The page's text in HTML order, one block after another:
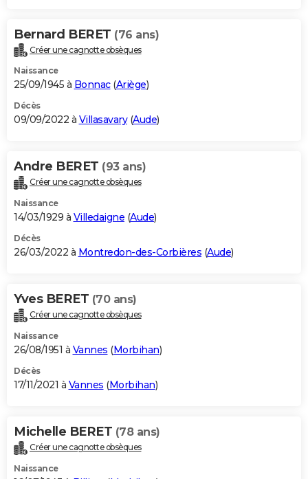
Bernard BERET (76 ans)
Créer une cagnotte obsèques
Naissance
25/09/1945 à Bonnac(Ariège)
Décès
09/09/2022 à Villasavary(Aude)
Andre BERET (93 ans)
Créer une cagnotte obsèques
Naissance
14/03/1929 à Villedaigne (Aude)
Décès
26/03/2022 à Montredon-des-Corbières (Aude)
Yves BERET (70 ans)
Créer une cagnotte obsèques
Naissance
26/08/1951 à Vannes (Morbihan)
Décès
17/11/2021 à Vannes (Morbihan)
Michelle BERET (78 ans)
Créer une cagnotte obsèques
Naissance